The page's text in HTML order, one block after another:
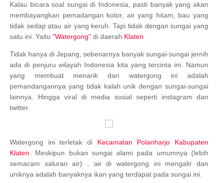
Kalau bicara soal sungai di Indonesia, pasti banyak yang akan
membayangkan pemadangan kotor, air yang hitam, bau yang
tidak sedap atau air yang keruh. Tapi tidak dengan sungai yang
satu ini. Yaitu "Watergong" di daerah Klaten
Tidak hanya di Jepang, sebenarnya banyak sungai-sungai jernih
ada di penjuru wilayah Indonesia kita yang tercinta ini. Namun
yang membuat menarik dari watergong ini adalah
pemandangannya yang tidak kalah unik dengan sungai-sungai
lainnya. Hingga viral di media sosial seperti instagram dan
twitter.
Watergong ini terletak di Kecamatan Polanharjo Kabupaten
Klaten. Meskipun bukan sungai alami pada umumnya (lebih
semacam saluran air) , air di watergong ini mengalir dan
uniknya adalah banyaknya ikan yang terdapat pada sungai ini.